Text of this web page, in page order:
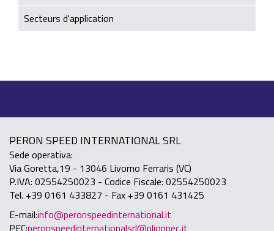
Secteurs d'application
PERON SPEED INTERNATIONAL SRL
Sede operativa:
Via Goretta,19 - 13046 Livorno Ferraris (VC)
P.IVA: 02554250023 - Codice Fiscale: 02554250023
Tel. +39 0161 433827 - Fax +39 0161 431425
E-mail:info@peronspeedinternational.it
PEC:peronspeedinternationalsrl@plionpec.it